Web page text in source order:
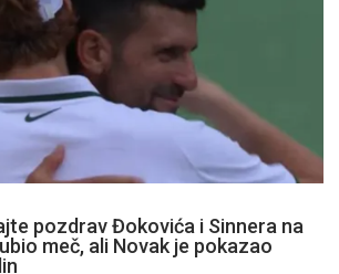
pozdrav Đokovića i Sinnera na
meč, ali Novak je pokazao